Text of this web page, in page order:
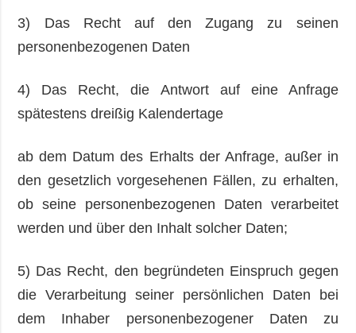
3) Das Recht auf den Zugang zu seinen
personenbezogenen Daten
4) Das Recht, die Antwort auf eine Anfrage
spätestens dreißig Kalendertage
ab dem Datum des Erhalts der Anfrage, außer in
den gesetzlich vorgesehenen Fällen, zu erhalten,
ob seine personenbezogenen Daten verarbeitet
werden und über den Inhalt solcher Daten;
5) Das Recht, den begründeten Einspruch gegen
die Verarbeitung seiner persönlichen Daten bei
dem Inhaber personenbezogener Daten zu